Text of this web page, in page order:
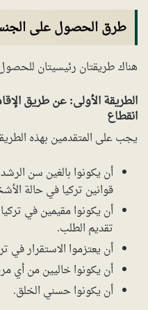
طرق الحصول على
هناك طريقتان رئيسيتان
الطريقة الأولى:
انقطاع
يجب على المتقدمين بهذه
أن يكونوا بالغين سن
قوانين تركيا في حالة
تقديم الطلب.
أن يعتزموا الاستقرار في
أن يكونوا خاليين من أي
أن يكونوا حسني الخلق.